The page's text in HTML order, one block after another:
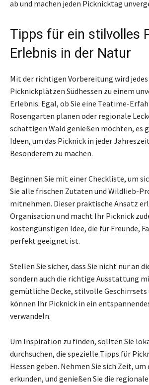
ab und machen jeden Picknicktag
Tipps für ein stilvolles
Erlebnis in der Natur
Mit der richtigen Vorbereitung wird
Picknickplätzen Südhessen zu einem
Erlebnis. Egal, ob Sie eine Teatime-
Rosengarten planen oder regionale
schattigen Wald genießen möchten, es
Ideen, um das Picknick in jeder
Besonderem zu machen.
Beginnen Sie mit einer Checkliste, um
Sie alle frischen Zutaten und Wildlieb-
mitnehmen. Dieser praktische Ansatz
Organisation und macht Ihr Picknick
kostengünstigen Idee, die für Freunde,
perfekt geeignet ist.
Stellen Sie sicher, dass Sie nicht nur an
sondern auch die richtige Ausstattung
gemütliche Decke, stilvolle Geschirrsets
können Ihr Picknick in ein
verwandeln.
Um Inspiration zu finden, sollten Sie
durchsuchen, die spezielle Tipps für
Hessen geben. Nehmen Sie sich Zeit, um
erkunden, und genießen Sie die